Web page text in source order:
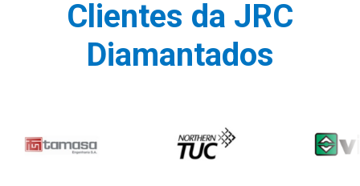
Clientes da JRC
Diamantados